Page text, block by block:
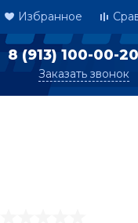
Избранное
8 (913) 100-00-20
Заказать звонок